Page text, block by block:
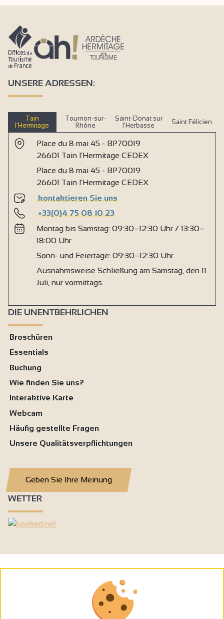
UNSERE ADRESSEN:
Tain
l’Hermitage
Tournon-sur-
Rhône
Saint-Donat sur
l’Herbasse
Saint Félicien
Place du 8 mai 45 - BP70019
26601 Tain l'Hermitage CEDEX
Place du 8 mai 45 - BP70019
26601 Tain l'Hermitage CEDEX
kontaktieren Sie uns
+33(0)4 75 08 10 23
Montag bis Samstag: 09:30–12:30 Uhr / 13:30–
18:00 Uhr
Sonn- und Feiertage: 09:30–12:30 Uhr
Ausnahmsweise Schließung am Samstag, den 11.
Juli, nur vormittags.
DIE UNENTBEHRLICHEN
Broschüren
Essentials
Buchung
Wie finden Sie uns?
Interaktive Karte
Webcam
Häufig gestellte Fragen
Unsere Qualitätsverpflichtungen
Geben Sie Ihre Meinung
WETTER